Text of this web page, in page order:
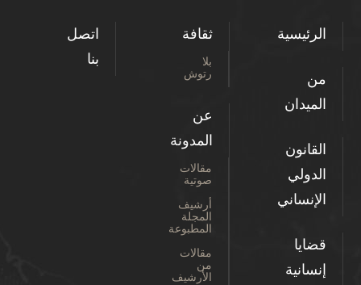
الرئيسية
من
الميدان
القانون
الدولي
الإنساني
قضايا
إنسانية
ثقافة
بلا
رتوش
عن
المدونة
مقالات
صوتية
أرشيف
المجلة
المطبوعة
مقالات
من
الأرشيف
اتصل
بنا